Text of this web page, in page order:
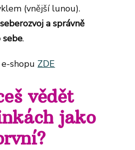
(vnější lunou).
a správně
sebe.
shopu ZDE
vědět
jako